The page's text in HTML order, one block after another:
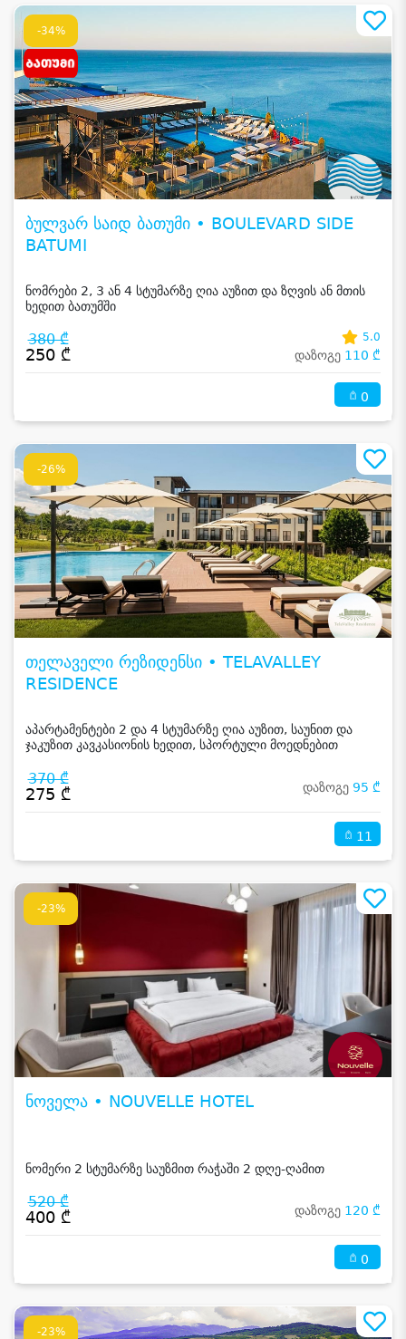
-34%
ბულვარ საიდ ბათუმი • BOULEVARD SIDE
BATUMI
ნომრები 2, 3 ან 4 სტუმარზე ღია აუზით და ზღვის ან მთის
ხედით ბათუმში
380 ₾
250 ₾
5.0
დაზოგე 110 ₾
0
-26%
თელაველი რეზიდენსი • TELAVALLEY
RESIDENCE
აპარტამენტები 2 და 4 სტუმარზე ღია აუზით, საუნით და
ჯაკუზით კავკასიონის ხედით, სპორტული მოედნებით
370 ₾
275 ₾ დაზოგე 95 ₾
11
-23%
ნოველა • NOUVELLE HOTEL
ნომერი 2 სტუმარზე საუზმით რაჭაში 2 დღე-ღამით
520 ₾
400 ₾ დაზოგე 120 ₾
0
-23%